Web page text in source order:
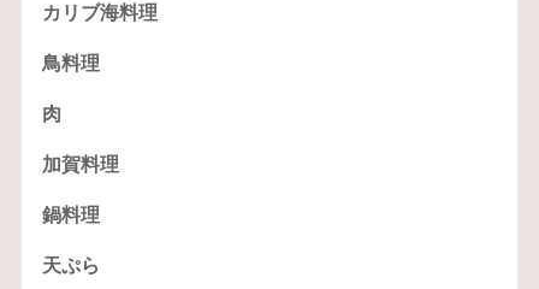
カリブ海料理
鳥料理
肉
加賀料理
鍋料理
天ぷら